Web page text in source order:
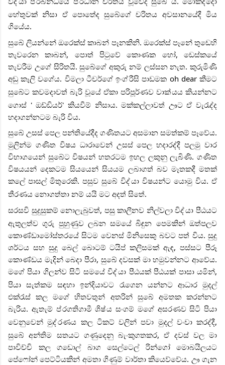
හේතුවක් නිසා ඒ පොතේද සුබේගේ චරිතය අවසානයේදී මිය
ගියේය.
සුබේ ලියන්නේ ඔරෙක්ස් කාබන් පෑනකිනි. ඔරෙක්ස් පෑනේ තුඩෙහි
තැවරෙන කාබන්, පොත් පිටුවේ කොණක හෝ, ඩෙස්කයේ
තැවරීම උගේ සිරිතයි. සුබේගේ අකුරු නම් ලස්සන නැත. කුරුමිණි
අඬු කෑලි වගේය. විමලා ටීචර්ගේ ඉංග්රීසි පාඩමක oh dear කීමට
සුබේට කවමදාවත් බැරි වූයේ ඒකා පරිපූර්ණව වාක්යය කියන්නට
ගොස් ' ඔඩ්ඩියර්' කියවීම් නිසාය. මක්කල්ලාවත් ඌට ඒ වැරැද්ද
හදාගන්නටම බැරි විය.
සුබේ උසස් පෙල පන්තියේදීද ගණිතයට අසමාන සමත්කම් පෑවේය.
මුලින්ම ගණිත විෂය ධාරාවෙන් උසස් පෙල හදාරද්දී පලමු වාර
විභාගයෙන් සුබේට විෂයන් හතරටම ඉහල ලකුනු ලැබිණි. ගණිත
විෂයයන් දෙකටම සියයෙන් සියයම ලබාගත් බව මෑතකදී මතක්
කලේ පාසල් මිතුරෙකි. පසුව සුබේ විද්යා විෂයන්ට යොමු විය. ඒ
තීරණය නොගත්තා නම් යයි මට අදත් සිතේ.
සරසවි සුදුසුකම් නොලැබුවත්, පසු කාලීනව නිල්වලා විද්යා පීඨයට
ඇතුලත්ව ගුරු පුහුණුව ලබන සමයේ බිඳුන පෙමකින් ඔත්පලව
කොණ්ඩාමෝස්තරයේ සිටම වෙනස් මිනිසෙකු බවට පත් විය. සුදු
ශර්ටය සහ සුදු බෙල් බොටම් ටයිප් කලිසමක් ඇඳ, පස්සට පීරූ
කොණ්ඩය මැදින් බෙදා පීරා, සුබේ දවසක් මා හමුවන්නට ආවේය.
මගේ පියා ගිලන්ව සිටි සමයේ විද්යා පීඨයක් පීඨයක් පාසා යමින්,
පියා සැත්කම සඳහා ඉන්දියාවට රැගෙන යන්නට ආධාර මුදල්
එක්රැස් කල මගේ හිතවතුන් අතරින් සුබේ අමතක කරන්නට
බැරිය. ඇතැම් ප්රගතිගාමී ශිෂ්ය සංගම් මගේ අසරණව සිටි පියා
වෙනුවෙන් මුද්රණය කල ටිකට් වලින් පවා මුදල් වංචා කරද්දී,
සුබේ අන්තිම සතයට ගණුදෙනු බැංකුගතකර, ඒ දවස් වල මා
පාවිච්චි කල ගඩොල් බාග සෙල්ටෙල් රින්ගෝ මොබයිලයට
පේෆෝන් පෙට්ටියකින් අමතා ගිණුම් වාර්තා කියෙව්වේය. ඌ ගැන